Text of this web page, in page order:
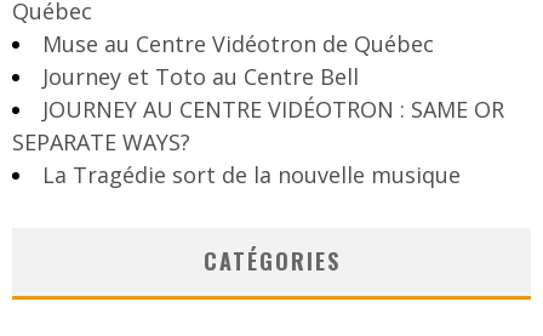
Québec
Muse au Centre Vidéotron de Québec
Journey et Toto au Centre Bell
JOURNEY AU CENTRE VIDÉOTRON : SAME OR
SEPARATE WAYS?
La Tragédie sort de la nouvelle musique
CATÉGORIES